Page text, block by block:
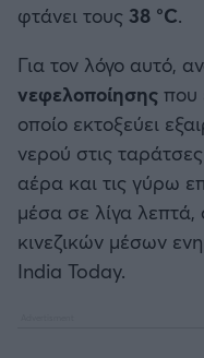
Μάντσεστερ
Μάντσεστερ Σίτι
Λίβερπουλ
Τσέλσι
Άρσεναλ
φτάνει τους 38 °C.
Για τον λόγο αυτό,
νεφελοποίησης που
οποίο εκτοξεύει
νερού στις
αέρα και τις γύρω
μέσα σε λίγα
κινεζικών μέσων
India Today.